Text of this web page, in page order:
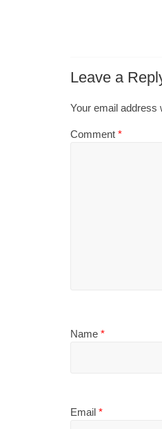
Leave a
Your email address
Comment *
Name *
Email *